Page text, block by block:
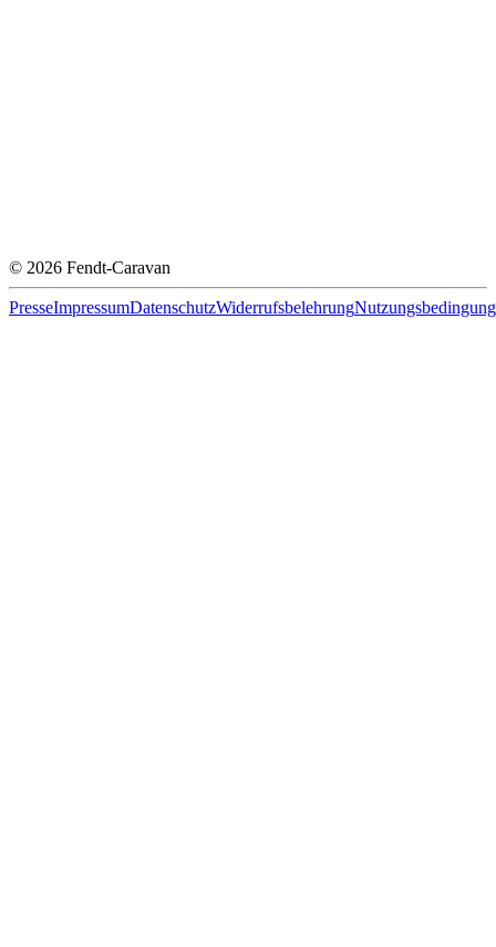
© 2026 Fendt-Caravan
PresseImpressumDatenschutzWiderrufsbelehrung